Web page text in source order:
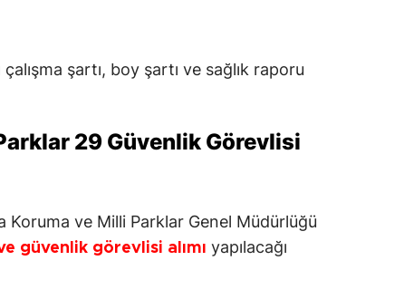
çalışma şartı, boy şartı ve sağlık raporu
29 Güvenlik Görevlisi
Koruma ve Milli Parklar Genel Müdürlüğü
güvenlik görevlisi alımı yapılacağı